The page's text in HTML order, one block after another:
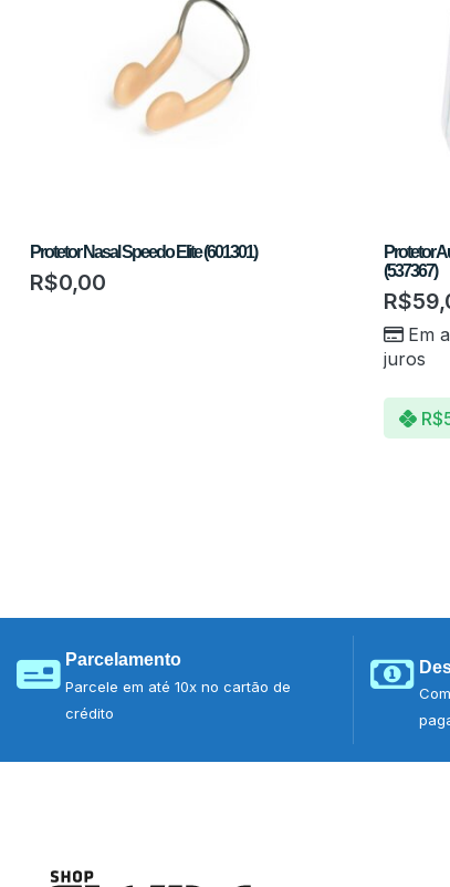
Protetor Nasal Speedo Elite (601301)
R$0,00
Protetor
(537367)
R$
Em
juros
R$
Parcelamento
Parcele em até 10x no cartão de
crédito